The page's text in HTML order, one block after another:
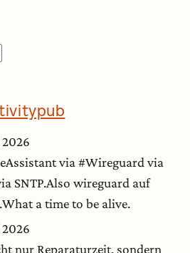
via #Wireguard via
SNTP.Also wireguard auf
a time to be alive.
nur Reparaturzeit, sondern